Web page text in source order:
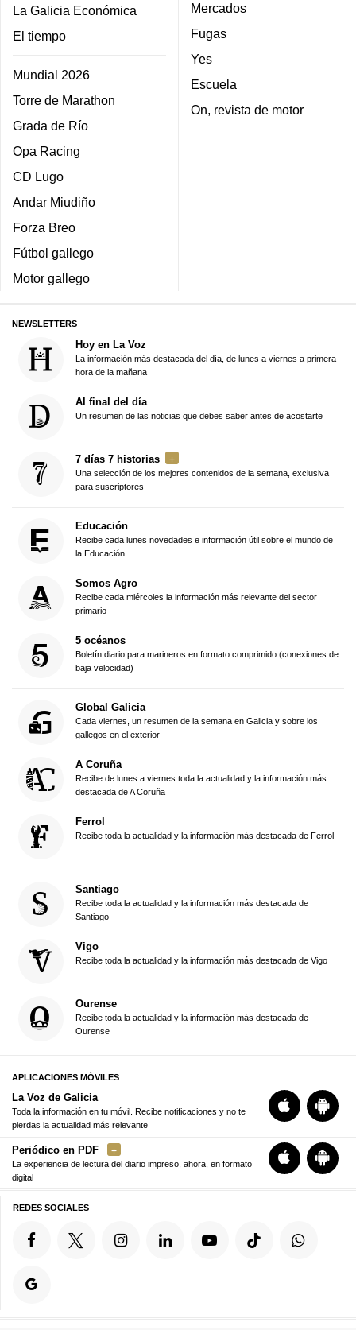
La Galicia Económica
El tiempo
Mundial 2026
Torre de Marathon
Grada de Río
Opa Racing
CD Lugo
Andar Miudiño
Forza Breo
Fútbol gallego
Motor gallego
Mercados
Fugas
Yes
Escuela
On, revista de motor
NEWSLETTERS
Hoy en La Voz
La información más destacada del día, de lunes a viernes a primera
hora de la mañana
Al final del día
Un resumen de las noticias que debes saber antes de acostarte
7 días 7 historias
Una selección de los mejores contenidos de la semana, exclusiva
para suscriptores
Educación
Recibe cada lunes novedades e información útil sobre el mundo de
la Educación
Somos Agro
Recibe cada miércoles la información más relevante del sector
primario
5 océanos
Boletín diario para marineros en formato comprimido (conexiones de
baja velocidad)
Global Galicia
Cada viernes, un resumen de la semana en Galicia y sobre los
gallegos en el exterior
A Coruña
Recibe de lunes a viernes toda la actualidad y la información más
destacada de A Coruña
Ferrol
Recibe toda la actualidad y la información más destacada de Ferrol
Santiago
Recibe toda la actualidad y la información más destacada de
Santiago
Vigo
Recibe toda la actualidad y la información más destacada de Vigo
Ourense
Recibe toda la actualidad y la información más destacada de
Ourense
APLICACIONES MÓVILES
La Voz de Galicia
Toda la información en tu móvil. Recibe notificaciones y no te
pierdas la actualidad más relevante
Periódico en PDF
La experiencia de lectura del diario impreso, ahora, en formato
digital
REDES SOCIALES